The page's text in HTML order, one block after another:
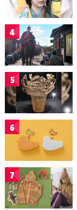
4
5
6
7